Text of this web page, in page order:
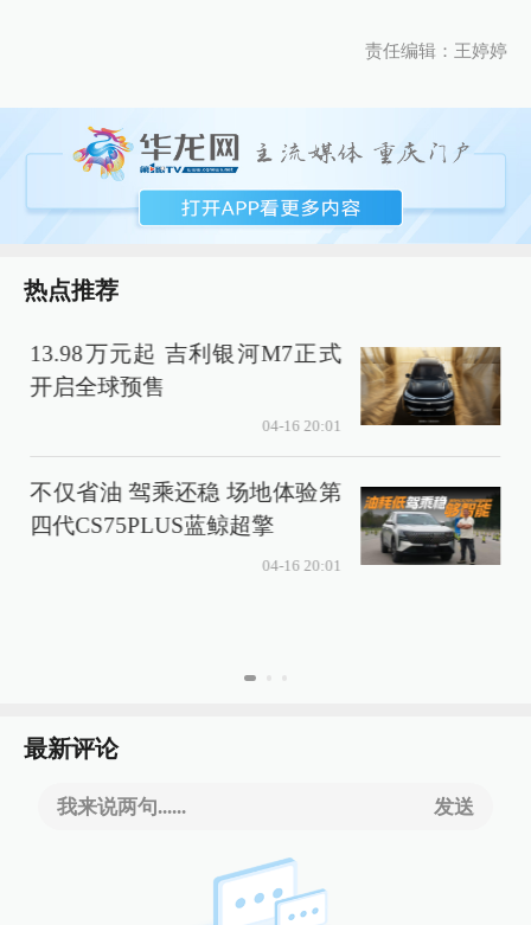
责任编辑：王婷婷
热点推荐
13.98万元起 吉利银河M7正式
开启全球预售
04-16 20:01
不仅省油 驾乘还稳 场地体验第
四代CS75PLUS蓝鲸超擎
04-16 20:01
最新评论
我来说两句...... 发送